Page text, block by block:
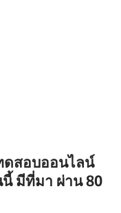
ดสอบออนไลน์
มีที่มา ผ่าน 80